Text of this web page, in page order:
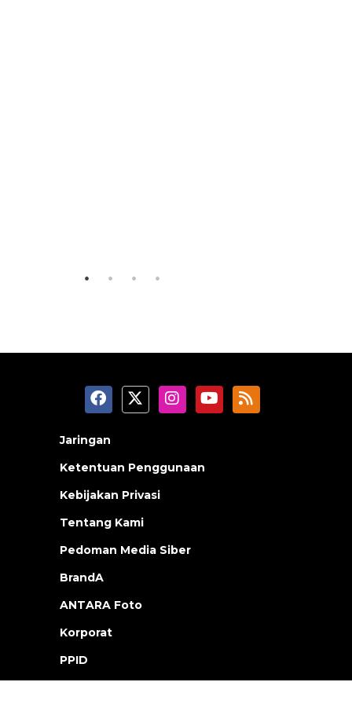
Jaringan
Ketentuan Penggunaan
Kebijakan Privasi
Tentang Kami
Pedoman Media Siber
BrandA
ANTARA Foto
Korporat
PPID